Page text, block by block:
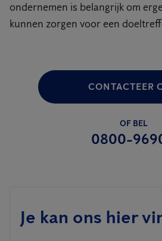
ondernemen is belangrijk om
kunnen zorgen voor een
CONTACTEER
OF BEL
0800-
Je kan ons hier